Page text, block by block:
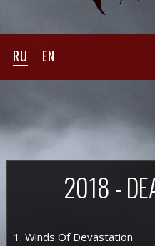
RU EN
2018 -
1. Winds Of Devastation